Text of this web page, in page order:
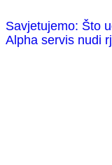
Savjetujemo: Što
Alpha servis nudi